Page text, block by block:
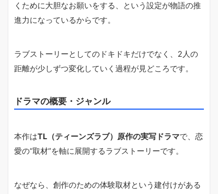
くために大胆なお願いをする、という設定が物語の推
進力になっているからです。
ラブストーリーとしてのドキドキだけでなく、2人の
距離が少しずつ変化していく過程が見どころです。
ドラマの概要・ジャンル
本作はTL（ティーンズラブ）原作の実写ドラマで、恋
愛の“取材”を軸に展開するラブストーリーです。
なぜなら、創作のための体験取材という建付けがある